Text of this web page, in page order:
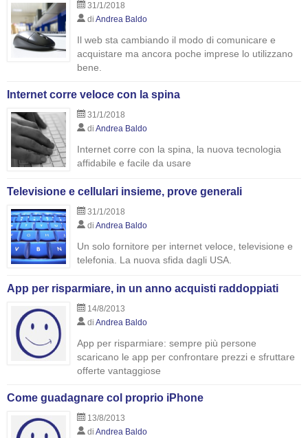
31/1/2018
di Andrea Baldo
Il web sta cambiando il modo di comunicare e
acquistare ma ancora poche imprese lo utilizzano
bene.
Internet corre veloce con la spina
31/1/2018
di Andrea Baldo
Internet corre con la spina, la nuova tecnologia
affidabile e facile da usare
Televisione e cellulari insieme, prove generali
31/1/2018
di Andrea Baldo
Un solo fornitore per internet veloce, televisione e
telefonia. La nuova sfida dagli USA.
App per risparmiare, in un anno acquisti raddoppiati
14/8/2013
di Andrea Baldo
App per risparmiare: sempre più persone
scaricano le app per confrontare prezzi e sfruttare
offerte vantaggiose
Come guadagnare col proprio iPhone
13/8/2013
di Andrea Baldo